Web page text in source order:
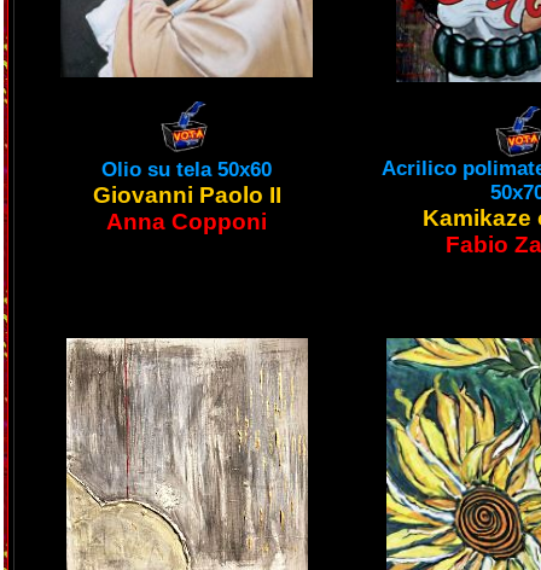
Olio su tela 50x60
Giovanni Paolo II
Anna Copponi
Acrilico
Kamikaze
Fabio